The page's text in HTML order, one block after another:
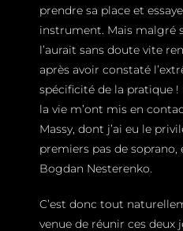
prendre sa place et
instrument. Mais malgré
l’aurait sans doute vite
après avoir constaté
spécificité de la pratique !
la vie m’ont mis en
Massy, dont j’ai eu le
premiers pas de soprano,
Bogdan Nesterenko.
C’est donc tout
venue de réunir ces deux